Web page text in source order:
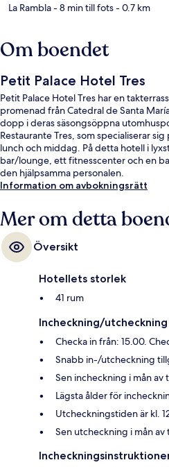
La Rambla- 8 min till fots- 0.7 km
Om boendet
Petit Palace Hotel Tres
Petit Palace Hotel Tres har en
promenad från Catedral de Santa
dopp i deras säsongsöppna
Restaurante Tres, som specialiserar
lunch och middag. På detta hotell i
bar/lounge, ett fitnesscenter och en
den hjälpsamma personalen.
Information om avbokningsrätt
Mer om detta
Översikt
Hotellets storlek
41 rum
Incheckning/utcheckning
Checka in från: 15.00.
Snabb in-/utcheckning
Sen incheckning i mån
Lägsta ålder för
Utcheckningstiden är kl.
Sen utcheckning i mån